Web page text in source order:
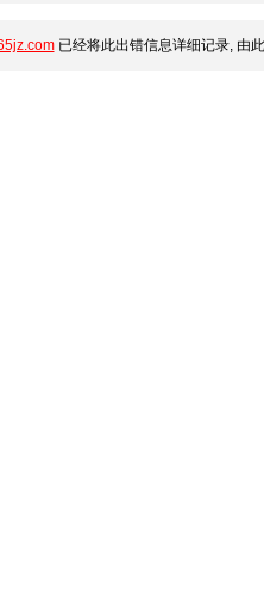
已经将此出错信息详细记录, 由